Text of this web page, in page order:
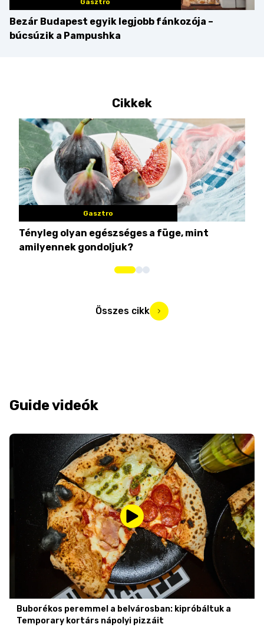
Bezár Budapest egyik legjobb fánkozója –
búcsúzik a Pampushka
Cikkek
Gasztro
Tényleg olyan egészséges a füge, mint
amilyennek gondoljuk?
Összes cikk
Guide videók
Buborékos peremmel a belvárosban: kipróbáltuk a
Temporary kortárs nápolyi pizzáit